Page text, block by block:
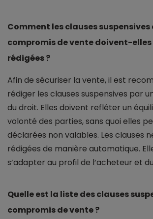
Comment les clauses suspensives
compromis de vente doivent-
rédigées ?
Afin de sécuriser la vente, il est
rédiger les clauses suspensives par
du droit. Elles doivent refléter un
volonté des parties, sans quoi elles
déclarées non valables. Les clauses
rédigées de manière automatique.
s’adapter au profil de l’acheteur et
Quelle est la liste des clauses
compromis de vente ?